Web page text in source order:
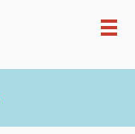
メ